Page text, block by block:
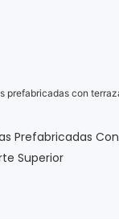
Prefabricadas Con
Superior